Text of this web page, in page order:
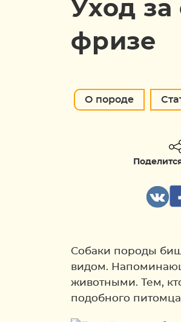
Уход
фризе
О породе
Собаки породы
видом.
животными. Тем,
подобного